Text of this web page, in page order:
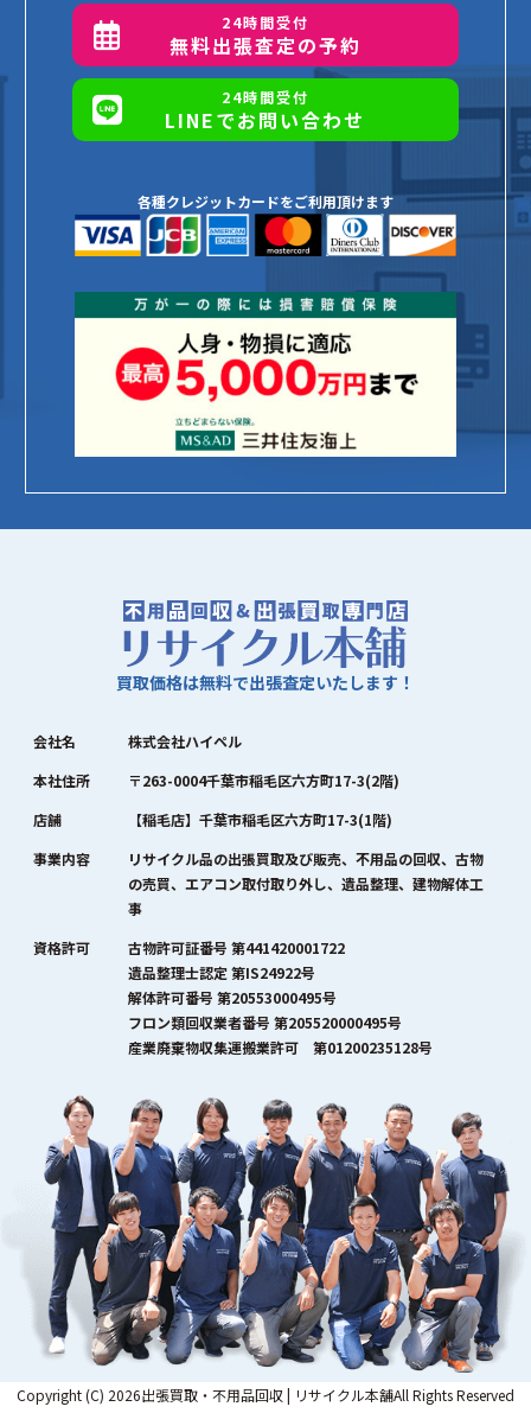
24時間受付
無料出張査定の予約
24時間受付
LINEでお問い合わせ
各種クレジットカードをご利用頂けます
買取価格は無料で出張査定いたします！
会社名
株式会社ハイペル
本社住所
〒263-0004千葉市稲毛区六方町17-3(2階)
店舗
【稲毛店】千葉市稲毛区六方町17-3(1階)
事業内容
リサイクル品の出張買取及び販売、不用品の回収、古物
の売買、エアコン取付取り外し、遺品整理、建物解体工
事
資格許可
古物許可証番号 第441420001722
遺品整理士認定 第IS24922号
解体許可番号 第20553000495号
フロン類回収業者番号 第205520000495号
産業廃棄物収集運搬業許可 第01200235128号
Copyright (C) 2026出張買取・不用品回収 | リサイクル本舗All Rights Reserved